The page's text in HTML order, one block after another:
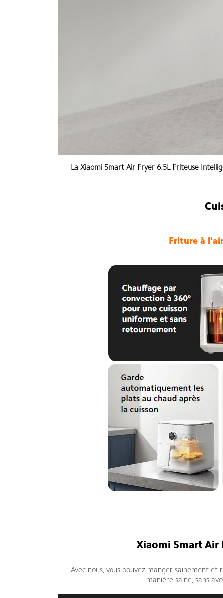
La Xiaomi Smart Air Fryer 6.5L Friteuse
Cuisinez
Friture à
Xiaomi Smart Air
Avec nous, vous pouvez manger sainement
manière saine, sans